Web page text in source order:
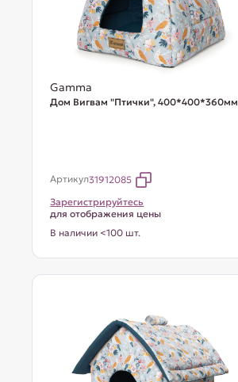
Gamma
Дом Вигвам "Птички", 400*400*360мм
Артикул31912085
Зарегистрируйтесь
для отображения цены
В наличии <100 шт.